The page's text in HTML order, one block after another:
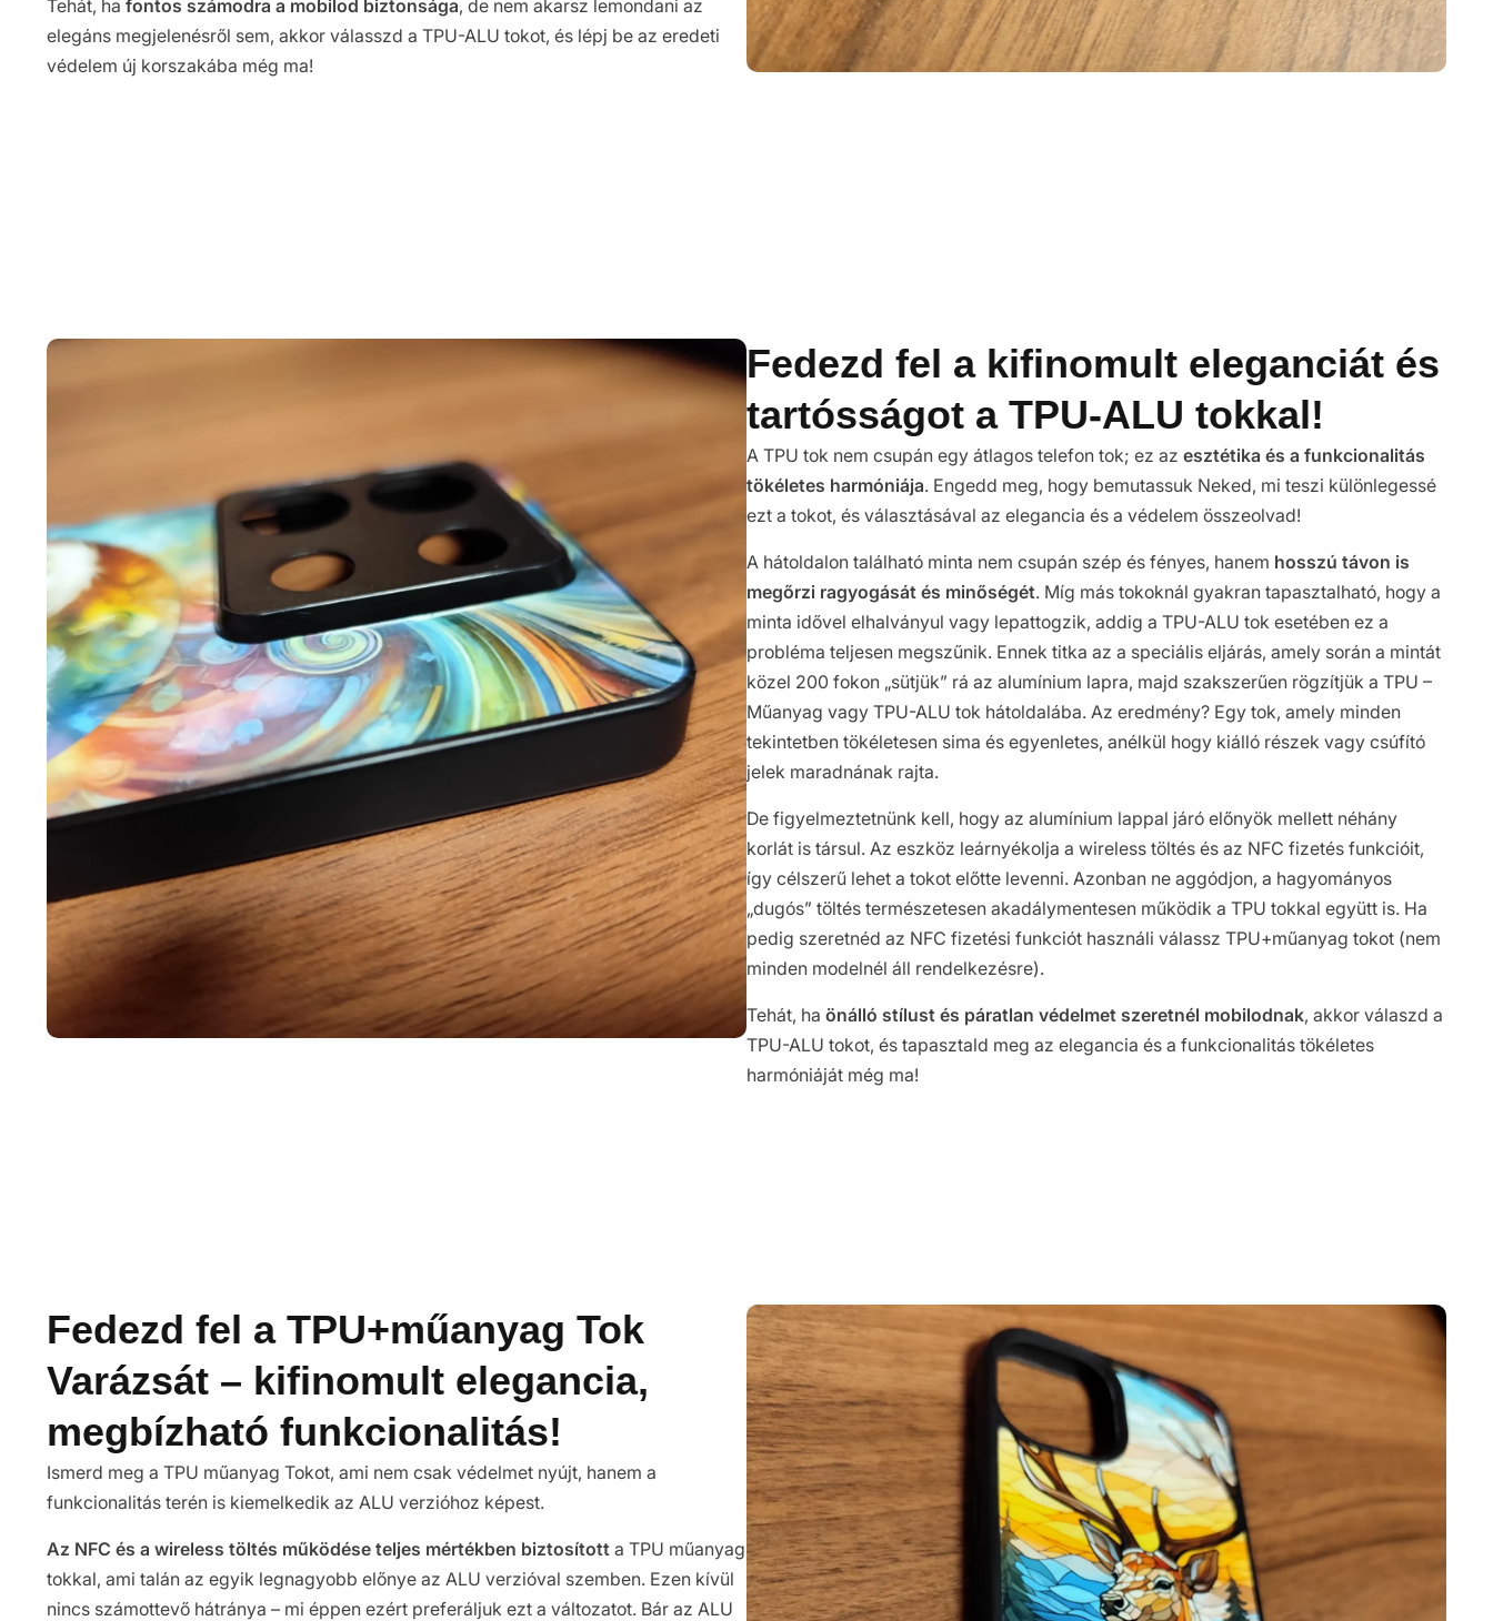
Tehát, ha fontos számodra a mobilod biztonsága, de nem akarsz lemondani az
elegáns megjelenésről sem, akkor válasszd a TPU-ALU tokot, és lépj be az eredeti
védelem új korszakába még ma!
Fedezd fel a kifinomult eleganciát és
tartósságot a TPU-ALU tokkal!
A TPU tok nem csupán egy átlagos telefon tok; ez az esztétika és a funkcionalitás
tökéletes harmóniája. Engedd meg, hogy bemutassuk Neked, mi teszi különlegessé
ezt a tokot, és választásával az elegancia és a védelem összeolvad!
A hátoldalon található minta nem csupán szép és fényes, hanem hosszú távon is
megőrzi ragyogását és minőségét. Míg más tokoknál gyakran tapasztalható, hogy a
minta idővel elhalványul vagy lepattogzik, addig a TPU-ALU tok esetében ez a
probléma teljesen megszűnik. Ennek titka az a speciális eljárás, amely során a mintát
közel 200 fokon „sütjük” rá az alumínium lapra, majd szakszerűen rögzítjük a TPU –
Műanyag vagy TPU-ALU tok hátoldalába. Az eredmény? Egy tok, amely minden
tekintetben tökéletesen sima és egyenletes, anélkül hogy kiálló részek vagy csúfító
jelek maradnának rajta.
De figyelmeztetnünk kell, hogy az alumínium lappal járó előnyök mellett néhány
korlát is társul. Az eszköz leárnyékolja a wireless töltés és az NFC fizetés funkcióit,
így célszerű lehet a tokot előtte levenni. Azonban ne aggódjon, a hagyományos
„dugós” töltés természetesen akadálymentesen működik a TPU tokkal együtt is. Ha
pedig szeretnéd az NFC fizetési funkciót használi válassz TPU+műanyag tokot (nem
minden modelnél áll rendelkezésre).
Tehát, ha önálló stílust és páratlan védelmet szeretnél mobilodnak, akkor válaszd a
TPU-ALU tokot, és tapasztald meg az elegancia és a funkcionalitás tökéletes
harmóniáját még ma!
Fedezd fel a TPU+műanyag Tok
Varázsát – kifinomult elegancia,
megbízható funkcionalitás!
Ismerd meg a TPU műanyag Tokot, ami nem csak védelmet nyújt, hanem a
funkcionalitás terén is kiemelkedik az ALU verzióhoz képest.
Az NFC és a wireless töltés működése teljes mértékben biztosított a TPU műanyag
tokkal, ami talán az egyik legnagyobb előnye az ALU verzióval szemben. Ezen kívül
nincs számottevő hátránya – mi éppen ezért preferáljuk ezt a változatot. Bár az ALU